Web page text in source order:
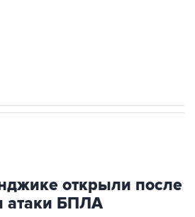
открыли после
атаки БПЛА